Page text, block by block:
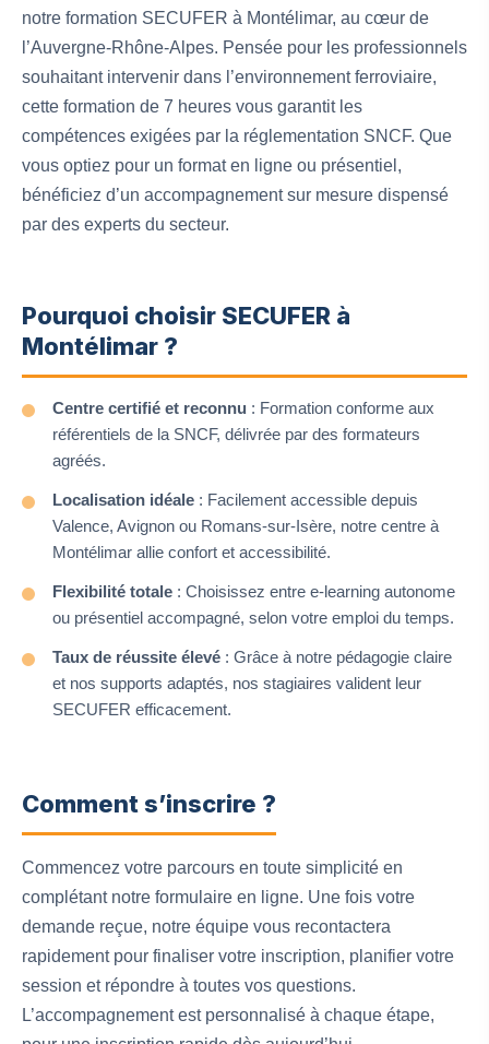
notre formation SECUFER à Montélimar, au cœur de
l’Auvergne-Rhône-Alpes. Pensée pour les professionnels
souhaitant intervenir dans l’environnement ferroviaire,
cette formation de 7 heures vous garantit les
compétences exigées par la réglementation SNCF. Que
vous optiez pour un format en ligne ou présentiel,
bénéficiez d’un accompagnement sur mesure dispensé
par des experts du secteur.
Pourquoi choisir SECUFER à
Montélimar ?
Centre certifié et reconnu : Formation conforme aux
référentiels de la SNCF, délivrée par des formateurs
agréés.
Localisation idéale : Facilement accessible depuis
Valence, Avignon ou Romans-sur-Isère, notre centre à
Montélimar allie confort et accessibilité.
Flexibilité totale : Choisissez entre e-learning autonome
ou présentiel accompagné, selon votre emploi du temps.
Taux de réussite élevé : Grâce à notre pédagogie claire
et nos supports adaptés, nos stagiaires valident leur
SECUFER efficacement.
Comment s’inscrire ?
Commencez votre parcours en toute simplicité en
complétant notre formulaire en ligne. Une fois votre
demande reçue, notre équipe vous recontactera
rapidement pour finaliser votre inscription, planifier votre
session et répondre à toutes vos questions.
L’accompagnement est personnalisé à chaque étape,